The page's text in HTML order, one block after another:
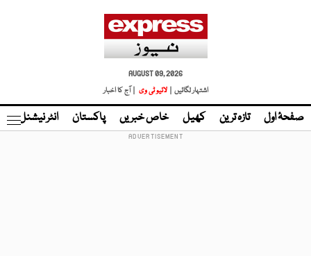
AUGUST 09, 2026
اشتہار لگائیں |
لائیو ٹی وی | آج کا اخبار
صفحۂ اول تازہ ترین کھیل خاص خبریں پاکستان انٹر نیشنل